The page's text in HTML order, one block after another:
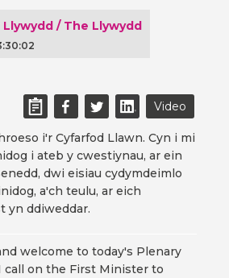
Llywydd / The Llywydd
Video
i'r Cyfarfod Llawn. Cyn i mi
i ateb y cwestiynau, ar ein
dwi eisiau cydymdeimlo
a'ch teulu, ar eich
yn ddiweddar.
welcome to today's Plenary
call on the First Minister to